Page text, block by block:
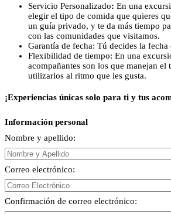
Servicio Personalizado: En una
elegir el tipo de comida que quieres
un guía privado, y te da más tiempo
con las comunidades que visitamos.
Garantía de fecha: Tú decides la
Flexibilidad de tiempo: En una
acompañantes son los que manejan
utilizarlos al ritmo que les gusta.
¡Experiencias únicas solo para ti y tus
Información personal
Nombre y apellido:
Correo electrónico:
Confirmación de correo electrónico: